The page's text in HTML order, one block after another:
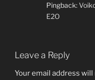
Pingback:
E2O
Leave a Reply
Your email address